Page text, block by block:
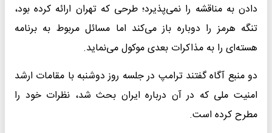
دادن به مناقشه را نمی‌پذیرد؛ طرحی که تهران ارائه کرده بود،
تنگه هرمز را دوباره باز می‌کند اما مسائل مربوط به برنامه
هسته‌ای را به مذاکرات بعدی موکول می‌نماید.
دو منبع آگاه گفتند ترامپ در جلسه روز دوشنبه با مقامات ارشد
امنیت ملی که در آن درباره ایران بحث شد، نظرات خود را
مطرح کرده است.